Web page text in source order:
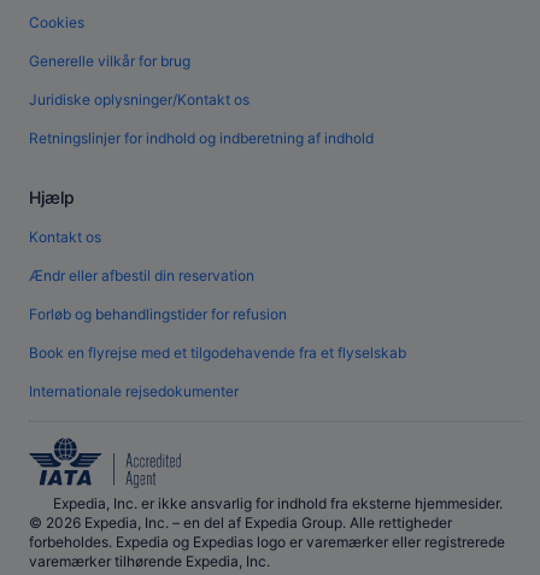
Cookies
Generelle vilkår for brug
Juridiske oplysninger/Kontakt os
Retningslinjer for indhold og indberetning af indhold
Hjælp
Kontakt os
Ændr eller afbestil din reservation
Forløb og behandlingstider for refusion
Book en flyrejse med et tilgodehavende fra et flyselskab
Internationale rejsedokumenter
Expedia, Inc. er ikke ansvarlig for indhold fra eksterne hjemmesider.
© 2026 Expedia, Inc. – en del af Expedia Group. Alle rettigheder
forbeholdes. Expedia og Expedias logo er varemærker eller registrerede
varemærker tilhørende Expedia, Inc.